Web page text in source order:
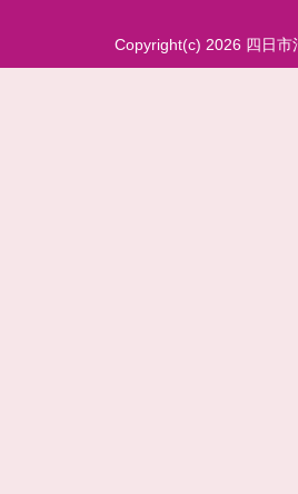
Copyright(c) 2026 四日